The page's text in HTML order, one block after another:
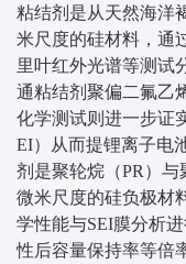
粘结剂是从天然海洋
米尺度的硅材料，通
里叶红外光谱等测试
通粘结剂聚偏二氟乙
化学测试则进一步证
EI）从而提锂离子电
剂是聚轮烷（PR）
微米尺度的硅负极材
学性能与SEI膜分析
性后容量保持率等倍